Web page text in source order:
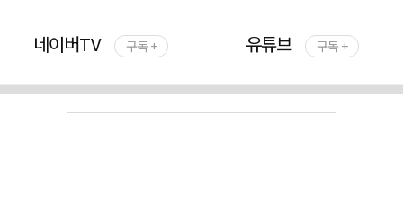
네이버TV 구독 + 유튜브 구독 +